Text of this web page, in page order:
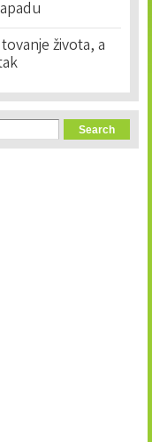
života, a